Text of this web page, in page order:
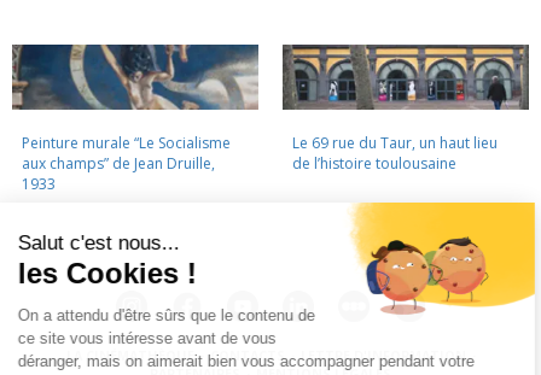
Peinture murale “Le Socialisme
aux champs” de Jean Druille,
1933
Le 69 rue du Taur, un haut lieu
de l’histoire toulousaine
LA CINÉMATHÈQUE · CONTACTS · LETTRE D'INFORMATION ·